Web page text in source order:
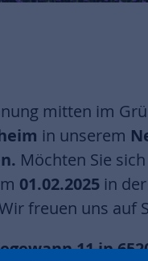
mitten im
in unserem
Möchten Sie
01.02.2025 in
freuen uns auf
11 in